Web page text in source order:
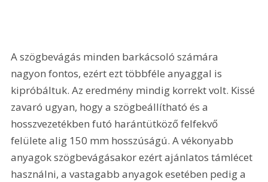
A szögbevágás minden barkácsoló számára
nagyon fontos, ezért ezt többféle anyaggal is
kipróbáltuk. Az eredmény mindig korrekt volt. Kissé
zavaró ugyan, hogy a szögbeállítható és a
hosszvezetékben futó harántütköző felfekvő
felülete alig 150 mm hosszúságú. A vékonyabb
anyagok szögbevágásakor ezért ajánlatos támlécet
használni, a vastagabb anyagok esetében pedig a